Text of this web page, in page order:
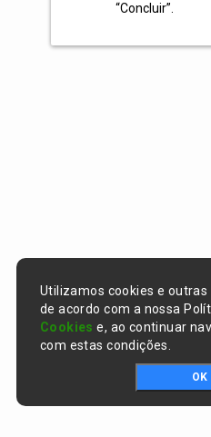
“Concluir”.
Utilizamos cookies e
de acordo com a nossa
Cookies e, ao continuar
com estas condições.
OK